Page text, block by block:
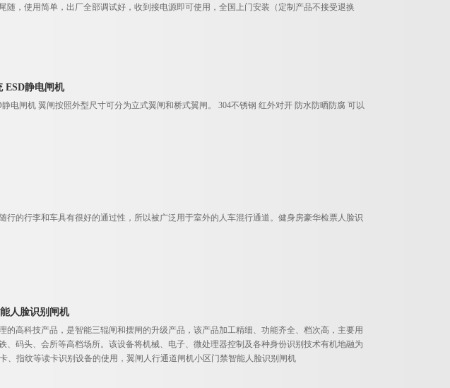
随，使用简单，出厂全部调试好，收到接电源即可使用，全国上门安装（定制产品不接受退换
ESD静电闸机
静电闸机 翼闸按照外型尺寸可分为立式翼闸和桥式翼闸。 304不锈钢 红外对开 防水防晒防腐 可以
行的行李和车具有很好的通过性，所以被广泛用于室外的人车混行通道。健身房豪华检票人脸识
人脸识别闸机
的高科技产品，是智能三辊闸和摆闸的升级产品，该产品加工精细、功能齐全、档次高，主要用
、码头、会所等高档场所。该设备将机械、电子、微处理器控制及各种身份识别技术有机地融为
、指纹等读卡识别设备的使用，翼闸人行通道闸机小区门禁智能人脸识别闸机